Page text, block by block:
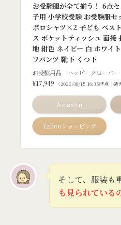
お受験服が全て揃う！ 6点
子用 小学校受験 お受験服セ
ポロシャツ×2 子ども ベス
ス ポケットティッシュ 面接
地 紺色 ネイビー 白 ホワイ
フパンツ 靴下 くつ下
お受験用品 ハッピークローバー
¥17,949
（2023/08/15 16:35時点 | 楽
Amazon
Yahooショッピング
そして、服装も
も見られている